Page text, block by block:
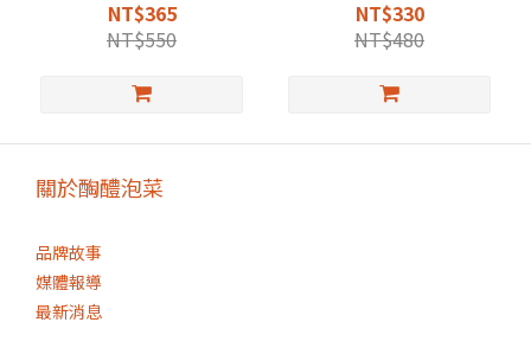
NT$365
NT$550
NT$330
NT$480
關於醄醴泡菜
品牌故事
媒體報導
最新消息